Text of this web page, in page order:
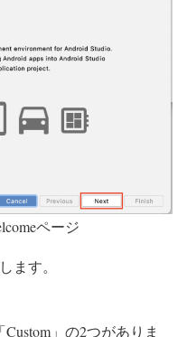
ページ
ます。
」の2つがありま